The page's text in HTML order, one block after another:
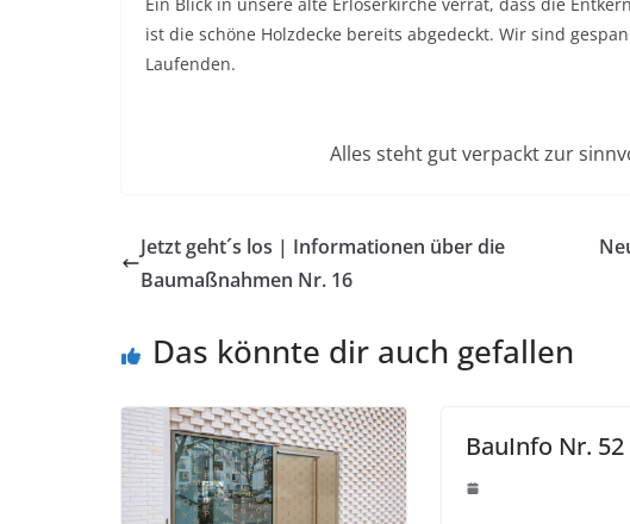
ist die schöne Holzdecke bereits abgedeckt. Wir sind
Laufenden.
Alles steht gut verpackt zur
Jetzt geht´s los | Informationen über die
Baumaßnahmen Nr. 16
Das könnte dir auch gefallen
BauInfo Nr. 52